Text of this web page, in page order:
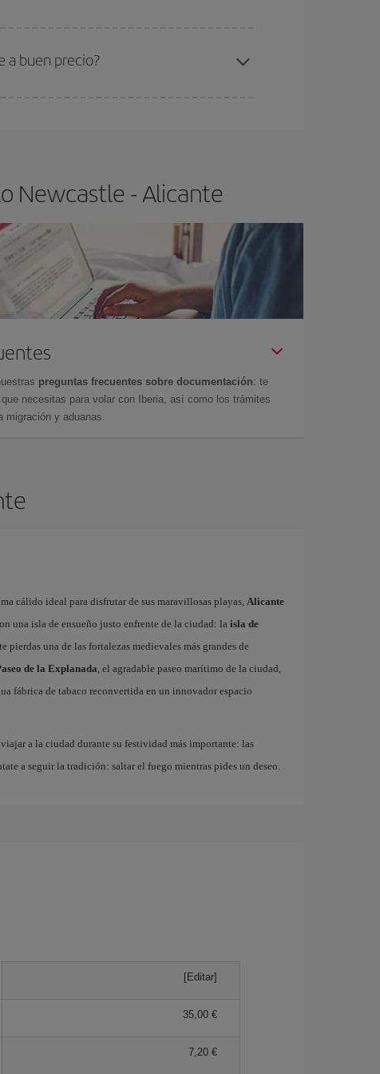
a buen precio?
Newcastle - Alicante
preguntas frecuentes sobre documentación: te
necesitas para volar con Iberia, así como los trámites
migración y aduanas.
cálido ideal para disfrutar de sus maravillosas playas, Alicante
una isla de ensueño justo enfrente de la ciudad: la isla de
pierdas una de las fortalezas medievales más grandes de
de la Explanada, el agradable paseo marítimo de la ciudad,
fábrica de tabaco reconvertida en un innovador espacio
a la ciudad durante su festividad más importante: las
a seguir la tradición: saltar el fuego mientras pides un deseo.
[Editar]
35,00 €
7,20 €